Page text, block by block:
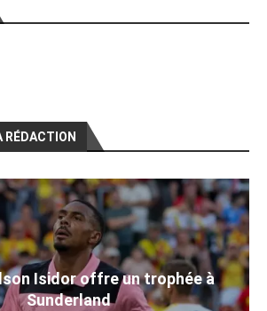
RÉDACTION
Isidor offre un trophée à
Sunderland